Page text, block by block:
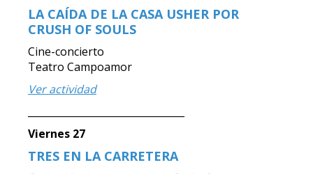
LA CAÍDA DE LA CASA USHER POR
CRUSH OF SOULS
Cine-concierto
Teatro Campoamor
Ver actividad
Viernes 27
TRES EN LA CARRETERA